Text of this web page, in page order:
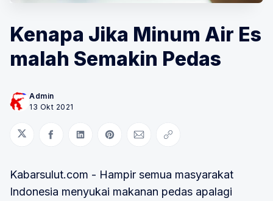
Kenapa Jika Minum Air Es
malah Semakin Pedas
Admin
13 Okt 2021
Bagikan di Twitter
Bagikan di Facebook
Bagikan di LinkedIn
Bagikan di Pinterest
Bagikan melalui Email
Salin tautan
Kabarsulut.com - Hampir semua masyarakat
Indonesia menyukai makanan pedas apalagi